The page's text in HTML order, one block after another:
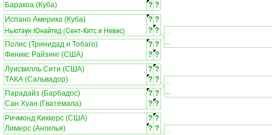
Баракоа (Куба)
? ?
Испано Америка (Куба) ? ?
Ньютаун Юнайтед (Сент-Китс и Невис) ? ?
Полис (Тринидад и Тобаго)
? ?
Финикс Райзинг (США)
? ?
...
...
Луисвилль Сити (США) ? ?
ТАКА (Сальвадор)
? ?
Парадайз (Барбадос)
? ?
Сан Хуан (Гватемала)
? ?
...
...
Ричмонд Киккерс (США) ? ?
Лимерс (Ангилья)
? ?
...